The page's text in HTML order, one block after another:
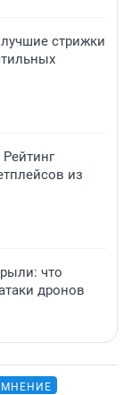
стрижки
из
что
дронов
МНЕНИЕ